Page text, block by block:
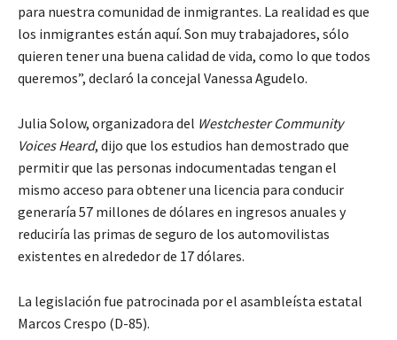
para nuestra comunidad de inmigrantes. La realidad es que
los inmigrantes están aquí. Son muy trabajadores, sólo
quieren tener una buena calidad de vida, como lo que todos
queremos”, declaró la concejal Vanessa Agudelo.
Julia Solow, organizadora del Westchester Community
Voices Heard, dijo que los estudios han demostrado que
permitir que las personas indocumentadas tengan el
mismo acceso para obtener una licencia para conducir
generaría 57 millones de dólares en ingresos anuales y
reduciría las primas de seguro de los automovilistas
existentes en alrededor de 17 dólares.
La legislación fue patrocinada por el asambleísta estatal
Marcos Crespo (D-85).